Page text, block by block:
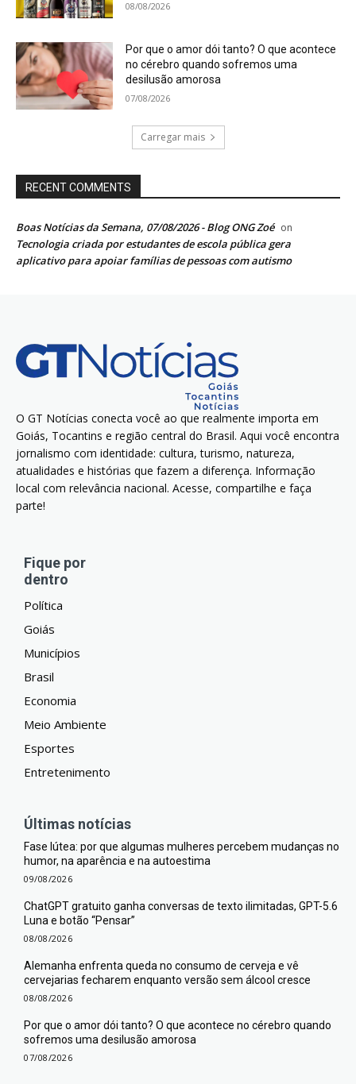
08/08/2026
Por que o amor dói tanto? O que acontece
no cérebro quando sofremos uma
desilusão amorosa
07/08/2026
Carregar mais
RECENT COMMENTS
Boas Notícias da Semana, 07/08/2026 - Blog ONG Zoé on
Tecnologia criada por estudantes de escola pública gera
aplicativo para apoiar famílias de pessoas com autismo
O GT Notícias conecta você ao que realmente importa em
Goiás, Tocantins e região central do Brasil. Aqui você encontra
jornalismo com identidade: cultura, turismo, natureza,
atualidades e histórias que fazem a diferença. Informação
local com relevância nacional. Acesse, compartilhe e faça
parte!
Fique por
dentro
Política
Goiás
Municípios
Brasil
Economia
Meio Ambiente
Esportes
Entretenimento
Últimas notícias
Fase lútea: por que algumas mulheres percebem mudanças no
humor, na aparência e na autoestima
09/08/2026
ChatGPT gratuito ganha conversas de texto ilimitadas, GPT-5.6
Luna e botão “Pensar”
08/08/2026
Alemanha enfrenta queda no consumo de cerveja e vê
cervejarias fecharem enquanto versão sem álcool cresce
08/08/2026
Por que o amor dói tanto? O que acontece no cérebro quando
sofremos uma desilusão amorosa
07/08/2026